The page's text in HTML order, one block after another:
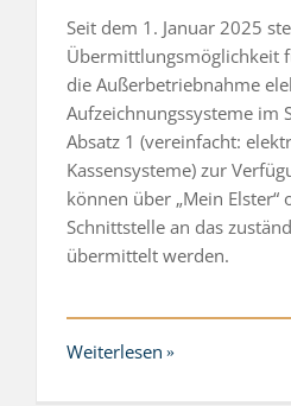
Seit dem 1. Januar 2025
Übermittlungsmöglichkeit
die Außerbetriebnahme
Aufzeichnungssysteme im
Absatz 1 (vereinfacht:
Kassensysteme) zur
können über „Mein Elster“
Schnittstelle an das
übermittelt werden.
Weiterlesen